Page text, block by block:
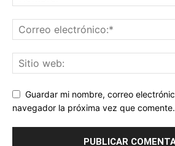
Guardar mi nombre, correo
navegador la próxima vez que comente.